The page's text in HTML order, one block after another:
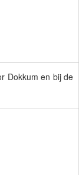
Dokkum en bij de